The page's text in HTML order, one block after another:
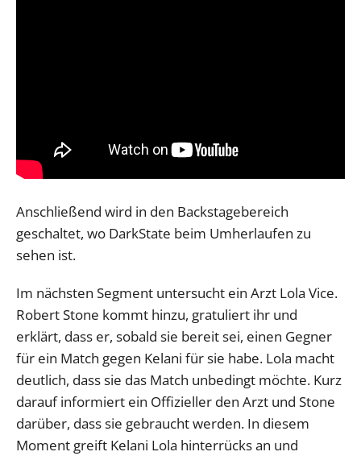
Anschließend wird in den Backstagebereich
geschaltet, wo DarkState beim Umherlaufen zu
sehen ist.
Im nächsten Segment untersucht ein Arzt Lola Vice.
Robert Stone kommt hinzu, gratuliert ihr und
erklärt, dass er, sobald sie bereit sei, einen Gegner
für ein Match gegen Kelani für sie habe. Lola macht
deutlich, dass sie das Match unbedingt möchte. Kurz
darauf informiert ein Offizieller den Arzt und Stone
darüber, dass sie gebraucht werden. In diesem
Moment greift Kelani Lola hinterrücks an und